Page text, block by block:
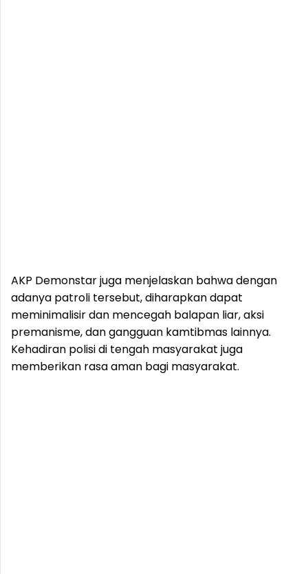
AKP Demonstar juga menjelaskan bahwa dengan
adanya patroli tersebut, diharapkan dapat
meminimalisir dan mencegah balapan liar, aksi
premanisme, dan gangguan kamtibmas lainnya.
Kehadiran polisi di tengah masyarakat juga
memberikan rasa aman bagi masyarakat.